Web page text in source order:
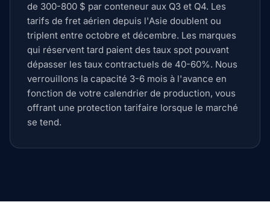
de 300-800 $ par conteneur aux Q3 et Q4. Les
tarifs de fret aérien depuis l'Asie doublent ou
triplent entre octobre et décembre. Les marques
qui réservent tard paient des taux spot pouvant
dépasser les taux contractuels de 40-60%. Nous
verrouillons la capacité 3-6 mois à l'avance en
fonction de votre calendrier de production, vous
offrant une protection tarifaire lorsque le marché
se tend.